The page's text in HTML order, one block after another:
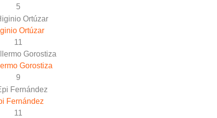
5
Ortúzar
11
Gorostiza
9
Fernández
11